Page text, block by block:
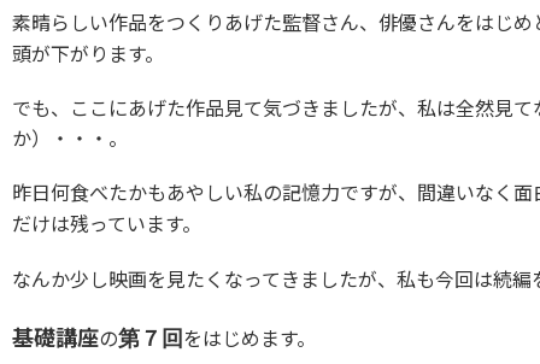
素晴らしい作品をつくりあげた監督さん、俳優さんをはじ
頭が下がります。
でも、ここにあげた作品見て気づきましたが、私は全然見
か）
・・・。
昨日何食べたかもあやしい私の記憶力ですが、間違いなく
だけは残っています。
なんか少し映画を見たくなってきましたが、私も今回は続
基礎講座の第７回 をはじめます。